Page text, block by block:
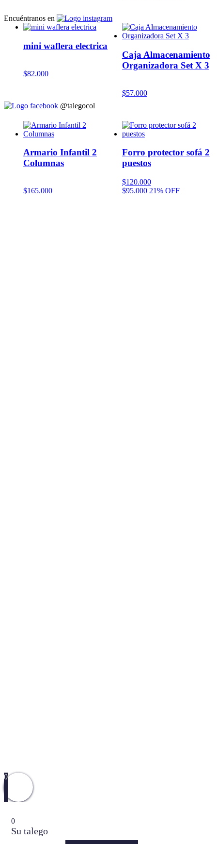
mini waflera electrica
$82.000
Caja Almacenamiento
Organizadora Set X 3
$57.000
Armario Infantil 2
Columnas
$165.000
Forro protector sofá 2
puestos
$120.000
$95.000 21% OFF
Encuéntranos en
@talegocol
0
0
Su talego